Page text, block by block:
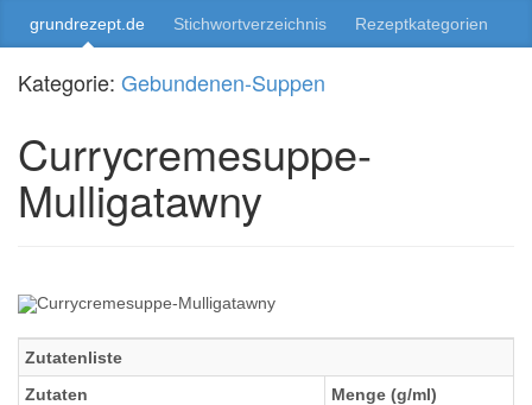
grundrezept.de Stichwortverzeichnis Rezeptkategorien
Kategorie: Gebundenen-Suppen
Currycremesuppe-
Mulligatawny
Zutatenliste
Zutaten
Menge (g/ml)